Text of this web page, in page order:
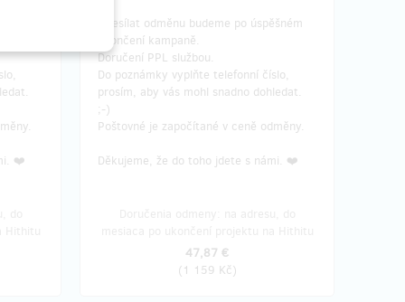
❤️
Odesílat odměnu budeme po úspěšném
ukončení kampaně.
Doručení PPL službou.
Do poznámky vyplňte telefonní číslo,
prosím, aby vás mohl snadno dohledat.
;-)
Poštovné je započítané v ceně odměny.
Děkujeme, že do toho jdete s námi. ❤️
47,87 €
(1 159 Kč)